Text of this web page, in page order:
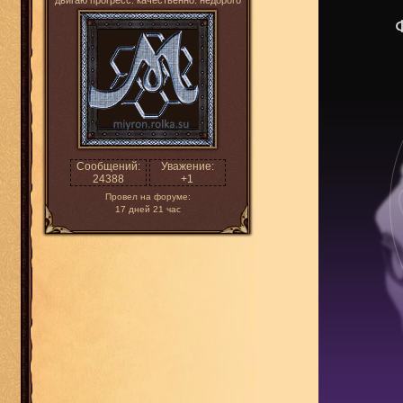
Сообщений:
24388
Уважение:
+1
Провел на форуме:
17 дней 21 час